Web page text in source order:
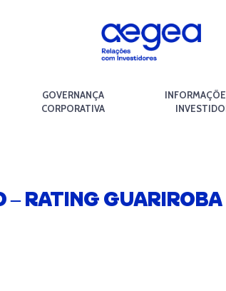
GOVERNANÇA
CORPORATIVA
– RATING GUARIROBA